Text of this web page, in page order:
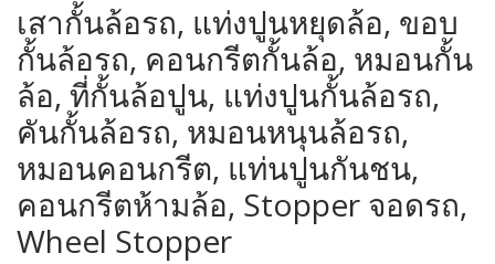
เสากั้นล้อรถ, แท่งปูนหยุดล้อ, ขอบ
กั้นล้อรถ, คอนกรีตกั้นล้อ, หมอนกั้น
ล้อ, ที่กั้นล้อปูน, แท่งปูนกั้นล้อรถ,
คันกั้นล้อรถ, หมอนหนุนล้อรถ,
หมอนคอนกรีต, แท่นปูนกันชน,
คอนกรีตห้ามล้อ, Stopper จอดรถ,
Wheel Stopper